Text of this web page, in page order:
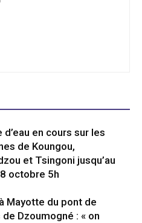
d’eau en cours sur les
de Koungou,
et Tsingoni jusqu’au
octobre 5h
Mayotte du pont de
Dzoumogné : « on